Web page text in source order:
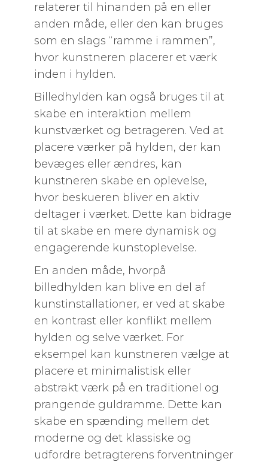
relaterer til hinanden på en eller
anden måde, eller den kan bruges
som en slags “ramme i rammen”,
hvor kunstneren placerer et værk
inden i hylden.
Billedhylden kan også bruges til at
skabe en interaktion mellem
kunstværket og betrageren. Ved at
placere værker på hylden, der kan
bevæges eller ændres, kan
kunstneren skabe en oplevelse,
hvor beskueren bliver en aktiv
deltager i værket. Dette kan bidrage
til at skabe en mere dynamisk og
engagerende kunstoplevelse.
En anden måde, hvorpå
billedhylden kan blive en del af
kunstinstallationer, er ved at skabe
en kontrast eller konflikt mellem
hylden og selve værket. For
eksempel kan kunstneren vælge at
placere et minimalistisk eller
abstrakt værk på en traditionel og
prangende guldramme. Dette kan
skabe en spænding mellem det
moderne og det klassiske og
udfordre betragterens forventninger